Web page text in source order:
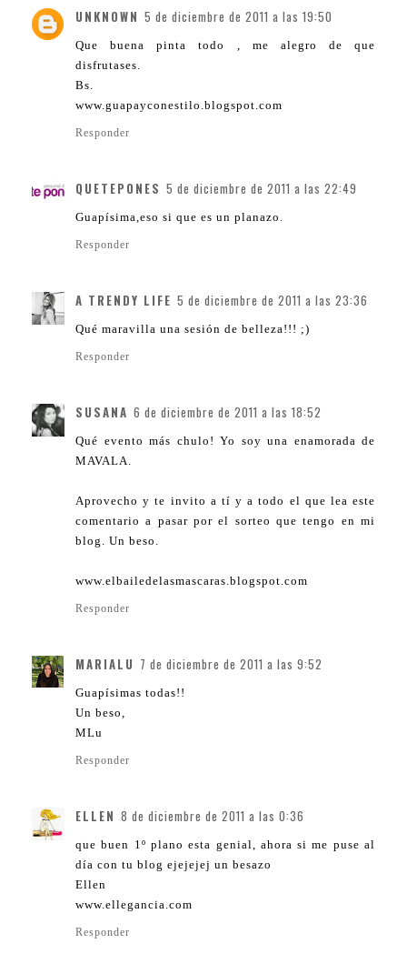
UNKNOWN 5 de diciembre de 2011 a las 19:50
Que buena pinta todo , me alegro de que
disfrutases.
Bs.
www.guapayconestilo.blogspot.com
Responder
QUETEPONES 5 de diciembre de 2011 a las 22:49
Guapísima,eso si que es un planazo.
Responder
A TRENDY LIFE 5 de diciembre de 2011 a las 23:36
Qué maravilla una sesión de belleza!!! ;)
Responder
SUSANA 6 de diciembre de 2011 a las 18:52
Qué evento más chulo! Yo soy una enamorada de
MAVALA.
Aprovecho y te invito a tí y a todo el que lea este
comentario a pasar por el sorteo que tengo en mi
blog. Un beso.
www.elbailedelasmascaras.blogspot.com
Responder
MARIALU 7 de diciembre de 2011 a las 9:52
Guapísimas todas!!
Un beso,
MLu
Responder
ELLEN 8 de diciembre de 2011 a las 0:36
que buen 1º plano esta genial, ahora si me puse al
día con tu blog ejejejej un besazo
Ellen
www.ellegancia.com
Responder